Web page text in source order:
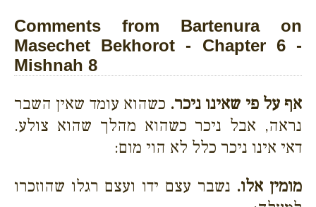
Comments from Bartenura on
Masechet Bekhorot - Chapter 6 -
Mishnah 8
אף על פי שאינו ניכר. כשהוא עומד שאין השבר
נראה, אבל ניכר כשהוא מהלך שהוא צולע.
דאי אינו ניכר כלל לא הוי מום:
מומין אלו. נשבר עצם ידו ועצם רגלו שהוזכרו